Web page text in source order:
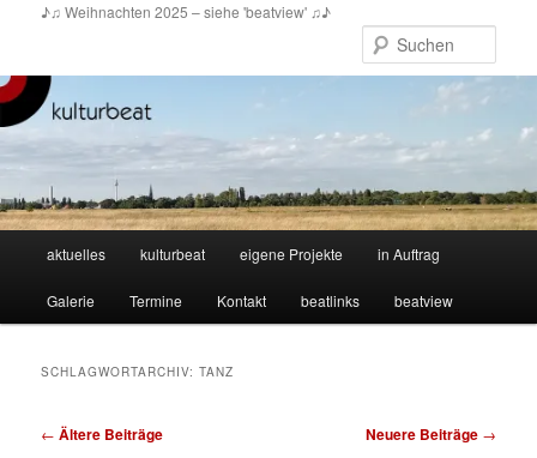
springen
springen
♪♫ Weihnachten 2025 – siehe 'beatview' ♫♪
aktuelles kulturbeat eigene Projekte in Auftrag
Galerie Termine Kontakt beatlinks beatview
SCHLAGWORTARCHIV:TANZ
Beitragsnavigation
← Ältere Beiträge Neuere Beiträge →